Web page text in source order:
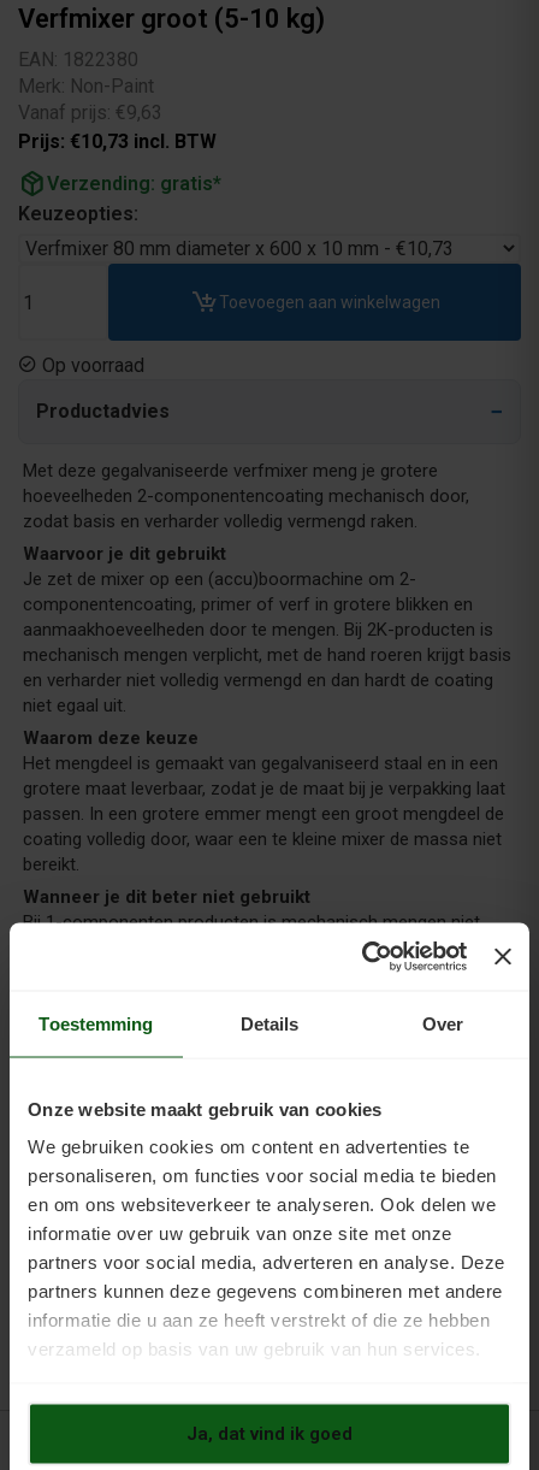
Toestemming Details Over
Onze website maakt gebruik van cookies
We gebruiken cookies om content en advertenties te
personaliseren, om functies voor social media te bieden
en om ons websiteverkeer te analyseren. Ook delen we
informatie over uw gebruik van onze site met onze
partners voor social media, adverteren en analyse. Deze
partners kunnen deze gegevens combineren met andere
informatie die u aan ze heeft verstrekt of die ze hebben
verzameld op basis van uw gebruik van hun services.
Ja, dat vind ik goed
Verfmixer groot (5-10 kg)
EAN: 1822380
Merk: Non-Paint
Vanaf prijs: €9,63
Prijs: €10,73 incl. BTW
package_2Verzending: gratis*
Keuzeopties:
Toevoegen aan winkelwagen
Op voorraad
Productadvies
Met deze gegalvaniseerde verfmixer meng je grotere
hoeveelheden 2-componentencoating mechanisch door,
zodat basis en verharder volledig vermengd raken.
Waarvoor je dit gebruikt
Je zet de mixer op een (accu)boormachine om 2-
componentencoating, primer of verf in grotere blikken en
aanmaakhoeveelheden door te mengen. Bij 2K-producten is
mechanisch mengen verplicht, met de hand roeren krijgt basis
en verharder niet volledig vermengd en dan hardt de coating
niet egaal uit.
Waarom deze keuze
Het mengdeel is gemaakt van gegalvaniseerd staal en in een
grotere maat leverbaar, zodat je de maat bij je verpakking laat
passen. In een grotere emmer mengt een groot mengdeel de
coating volledig door, waar een te kleine mixer de massa niet
bereikt.
Wanneer je dit beter niet gebruikt
Bij 1-componenten producten is mechanisch mengen niet
nodig, daar volstaat handmatig doorroeren. Voor kleine blikken
en aanmaakhoeveelheden kies je de kleine kunststof
spatten.
Zo gebruik je het
luchtbellen, en werk binnen de verwerkingstijd. Lees vooraf de
VOOR VRIJBLIJVEND ADVIES..